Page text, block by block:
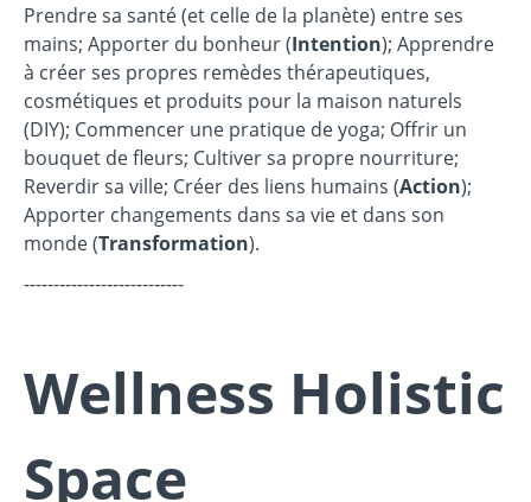
Prendre sa santé (et celle de la planète) entre ses
mains; Apporter du bonheur (Intention); Apprendre
à créer ses propres remèdes thérapeutiques,
cosmétiques et produits pour la maison naturels
(DIY); Commencer une pratique de yoga; Offrir un
bouquet de fleurs; Cultiver sa propre nourriture;
Reverdir sa ville; Créer des liens humains (Action);
Apporter changements dans sa vie et dans son
monde (Transformation).
---------------------------
Wellness Holistic
Space